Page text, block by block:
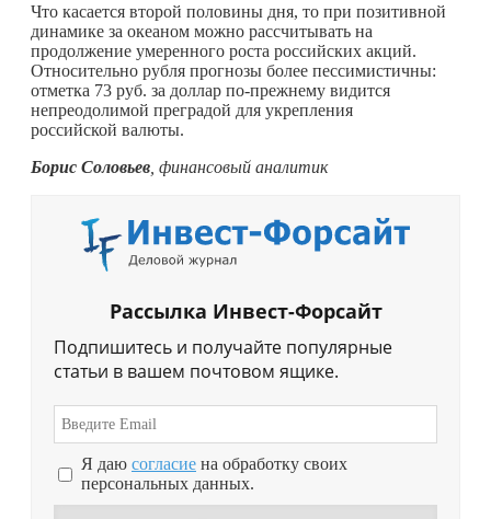
Что касается второй половины дня, то при позитивной
динамике за океаном можно рассчитывать на
продолжение умеренного роста российских акций.
Относительно рубля прогнозы более пессимистичны:
отметка 73 руб. за доллар по-прежнему видится
непреодолимой преградой для укрепления
российской валюты.
Борис Соловьев , финансовый аналитик
Рассылка Инвест-Форсайт
Подпишитесь и получайте популярные
статьи в вашем почтовом ящике.
Я даю согласие на обработку своих
персональных данных.